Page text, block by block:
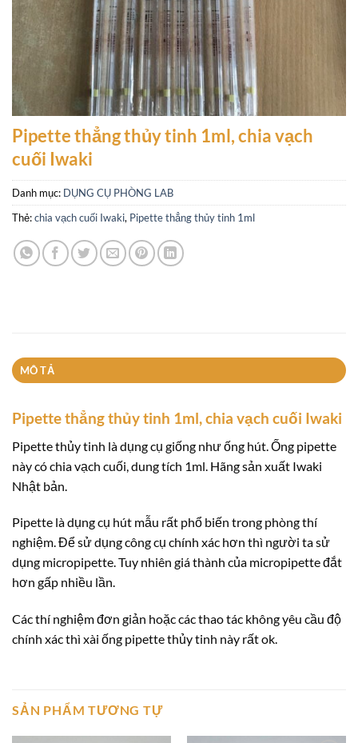
Pipette thẳng thủy tinh 1ml, chia vạch
cuối Iwaki
Danh mục: DỤNG CỤ PHÒNG LAB
Thẻ:chia vạch cuối Iwaki, Pipette thẳng thủy tinh 1ml
MÔ TẢ
Pipette thẳng thủy tinh 1ml, chia vạch cuối Iwaki
Pipette thủy tinh là dụng cụ giống như ống hút. Ống pipette
này có chia vạch cuối, dung tích 1ml. Hãng sản xuất Iwaki
Nhật bản.
Pipette là dụng cụ hút mẫu rất phổ biến trong phòng thí
nghiệm. Để sử dụng công cụ chính xác hơn thì người ta sử
dụng micropipette. Tuy nhiên giá thành của micropipette đắt
hơn gấp nhiều lần.
Các thí nghiệm đơn giản hoặc các thao tác không yêu cầu độ
chính xác thì xài ống pipette thủy tinh này rất ok.
SẢN PHẨM TƯƠNG TỰ